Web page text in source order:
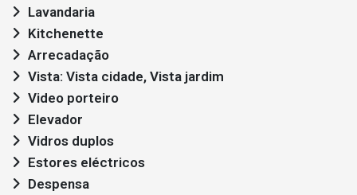
Lavandaria
Kitchenette
Arrecadação
Vista: Vista cidade, Vista jardim
Video porteiro
Elevador
Vidros duplos
Estores eléctricos
Despensa